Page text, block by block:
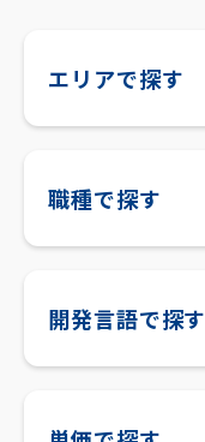
エリアで探す
職種で探す
開発言語で探す